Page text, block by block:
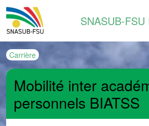
SNASUB-FSU
Carrière
Mobilité inter
personnels BIATSS